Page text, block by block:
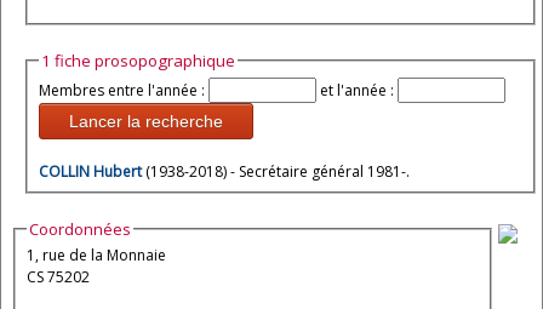
1 fiche prosopographique
Membres entre l'année : et l'année :
Lancer la recherche
COLLIN Hubert(1938-2018) - Secrétaire général 1981-.
Coordonnées
1, rue de la Monnaie
CS 75202